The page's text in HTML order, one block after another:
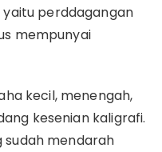
perddagangan
mempunyai
kecil, menengah,
kesenian kaligrafi.
sudah mendarah